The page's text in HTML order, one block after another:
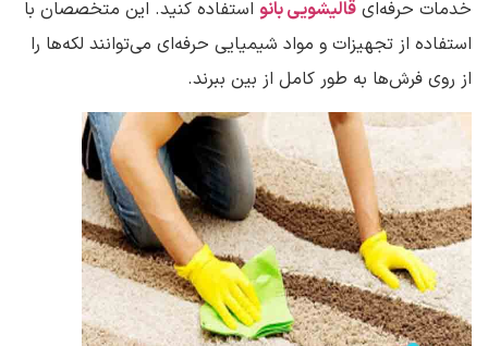
خدمات حرفه‌ای قالیشویی بانو استفاده کنید. این متخصصان با
استفاده از تجهیزات و مواد شیمیایی حرفه‌ای می‌توانند لکه‌ها را
از روی فرش‌ها به طور کامل از بین ببرند.